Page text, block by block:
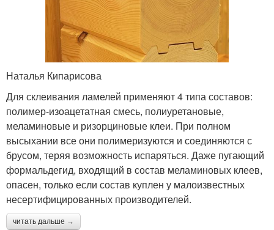
Наталья Кипарисова
Для склеивания ламелей применяют 4 типа составов:
полимер-изоацетатная смесь, полиуретановые,
меламиновые и ризорциновые клеи. При полном
высыхании все они полимеризуются и соединяются с
брусом, теряя возможность испаряться. Даже пугающий
формальдегид, входящий в состав меламиновых клеев,
опасен, только если состав куплен у малоизвестных
несертифицированных производителей.
читать дальше →